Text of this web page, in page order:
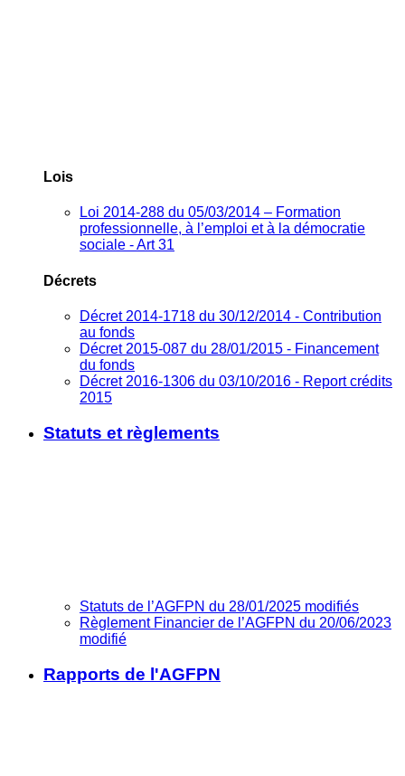
Lois
Loi 2014-288 du 05/03/2014 – Formation
professionnelle, à l’emploi et à la démocratie
sociale - Art 31
Décrets
Décret 2014-1718 du 30/12/2014 - Contribution
au fonds
Décret 2015-087 du 28/01/2015 - Financement
du fonds
Décret 2016-1306 du 03/10/2016 - Report crédits
2015
Statuts et règlements
Statuts de l’AGFPN du 28/01/2025 modifiés
Règlement Financier de l’AGFPN du 20/06/2023
modifié
Rapports de l'AGFPN